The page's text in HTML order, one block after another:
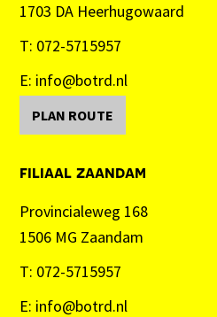
1703 DA Heerhugowaard
T: 072-5715957
E: info@botrd.nl
PLAN ROUTE
filiaal zaandam
Provincialeweg 168
1506 MG Zaandam
T: 072-5715957
E: info@botrd.nl